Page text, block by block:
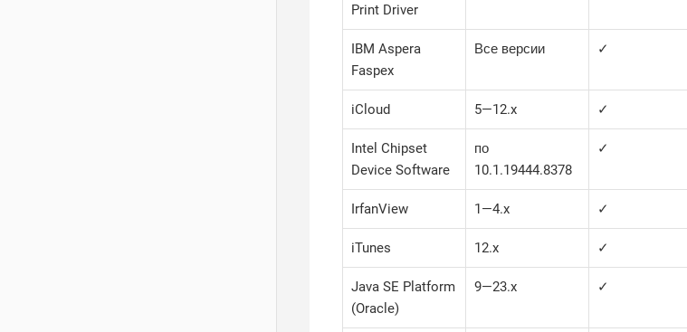
Print Driver
IBM Aspera
Faspex
Все версии ✓
iCloud 5—​12.x ✓
Intel Chipset
Device Software
по
10.1.19444.8378
✓
IrfanView 1—​4.x ✓
iTunes 12.x ✓
Java SE Platform
(Oracle)
9—​23.x ✓